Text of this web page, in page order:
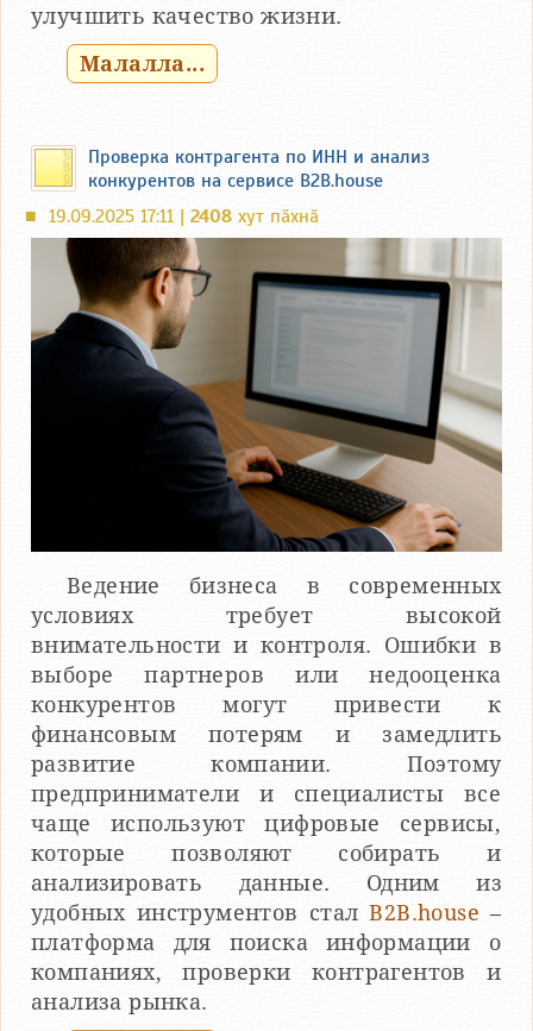
улучшить качество жизни.
Малалла...
Проверка контрагента по ИНН и анализ
конкурентов на сервисе B2B.house
■ 19.09.2025 17:11 | 2408 хут пӑхнӑ
Ведение бизнеса в современных
условиях требует высокой
внимательности и контроля. Ошибки в
выборе партнеров или недооценка
конкурентов могут привести к
финансовым потерям и замедлить
развитие компании. Поэтому
предприниматели и специалисты все
чаще используют цифровые сервисы,
которые позволяют собирать и
анализировать данные. Одним из
удобных инструментов сталB2B.house –
платформа для поиска информации о
компаниях, проверки контрагентов и
анализа рынка.